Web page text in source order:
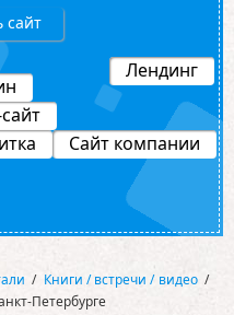
Лендинг
сайт
Сайт компании
/ Книги / встречи / видео /
Петербурге